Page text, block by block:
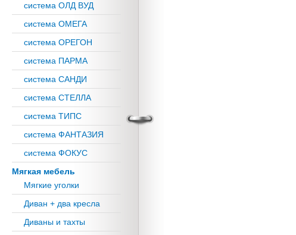
система ОЛД ВУД
система ОМЕГА
система ОРЕГОН
система ПАРМА
система САНДИ
система СТЕЛЛА
система ТИПС
система ФАНТАЗИЯ
система ФОКУС
Мягкая мебель
Мягкие уголки
Диван + два кресла
Диваны и тахты